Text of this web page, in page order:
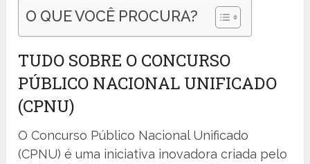
O QUE VOCÊ PROCURA?
TUDO SOBRE O CONCURSO
PÚBLICO NACIONAL UNIFICADO
(CPNU)
O Concurso Público Nacional Unificado
(CPNU) é uma iniciativa inovadora criada pelo